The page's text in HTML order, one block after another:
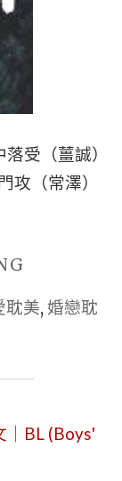
受（薑誠）
攻（常澤）
代
戀
《形
耽美, 婚戀耽
｜BL (Boys'